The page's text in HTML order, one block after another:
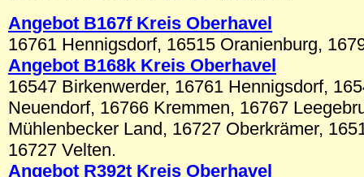
Angebot B167f Kreis Oberhavel
16761 Hennigsdorf, 16515 Oranienburg,
Angebot B168k Kreis Oberhavel
16547 Birkenwerder, 16761 Hennigsdorf,
Neuendorf, 16766 Kremmen, 16767
Mühlenbecker Land, 16727 Oberkrämer,
16727 Velten.
Angebot R392t Kreis Oberhavel